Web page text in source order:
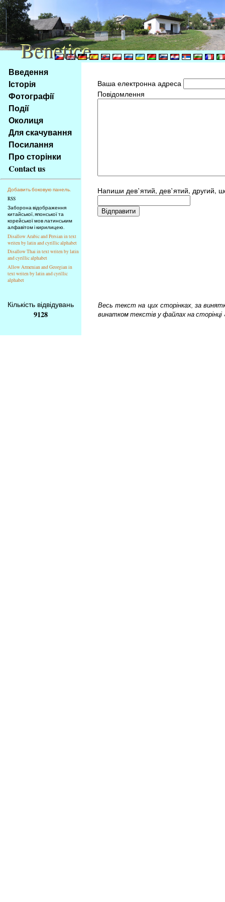
Na
obsah
stránky
Klávesové
zkratky
tomto
webu
základní
Hlavní
strana
Введення
Історія
Фотографії
Події
Околиця
Для скачування
Посилання
Про сторінки
Contact us
Добавить боковую панель.
RSS
Заборона відображення
китайської, японської та
корейської мов латинським
алфавітом і кирилицею.
Disallow Arabic and Persian in text
writen by latin and cyrillic alphabet
Disallow Thai in text writen by latin
and cyrillic alphabet
Allow Armenian and Georgian in
text writen by latin and cyrillic
alphabet
Ваша електронна адреса
Повідомлення
Напиши дев’ятий, дев’ятий, другий,
Кількість відвідувань
9128
Весь текст на цих сторінках, за
винатком текстів у файлах на
Benetice
Benetice